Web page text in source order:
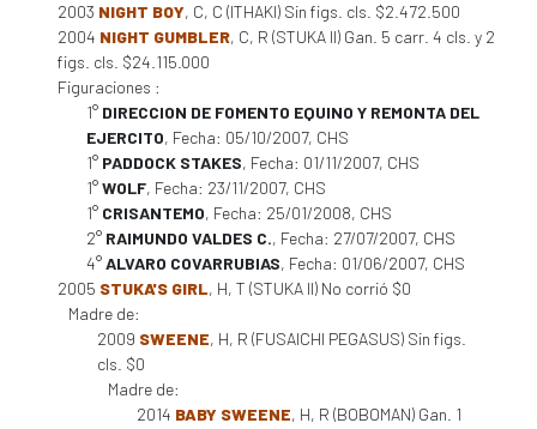
2003 NIGHT BOY, C, C (ITHAKI) Sin figs. cls. $2.472.500
2004 NIGHT GUMBLER, C, R (STUKA II) Gan. 5 carr. 4 cls. y 2
figs. cls. $24.115.000
Figuraciones :
1° DIRECCION DE FOMENTO EQUINO Y REMONTA DEL
EJERCITO, Fecha: 05/10/2007, CHS
1° PADDOCK STAKES, Fecha: 01/11/2007, CHS
1°WOLF, Fecha: 23/11/2007, CHS
1° CRISANTEMO, Fecha: 25/01/2008, CHS
2° RAIMUNDO VALDES C., Fecha: 27/07/2007, CHS
4°ALVARO COVARRUBIAS, Fecha: 01/06/2007, CHS
2005 STUKA'S GIRL, H, T (STUKA II) No corrió $0
Madre de:
2009 SWEENE, H, R (FUSAICHI PEGASUS) Sin figs.
cls. $0
Madre de:
2014 BABY SWEENE, H, R (BOBOMAN) Gan. 1